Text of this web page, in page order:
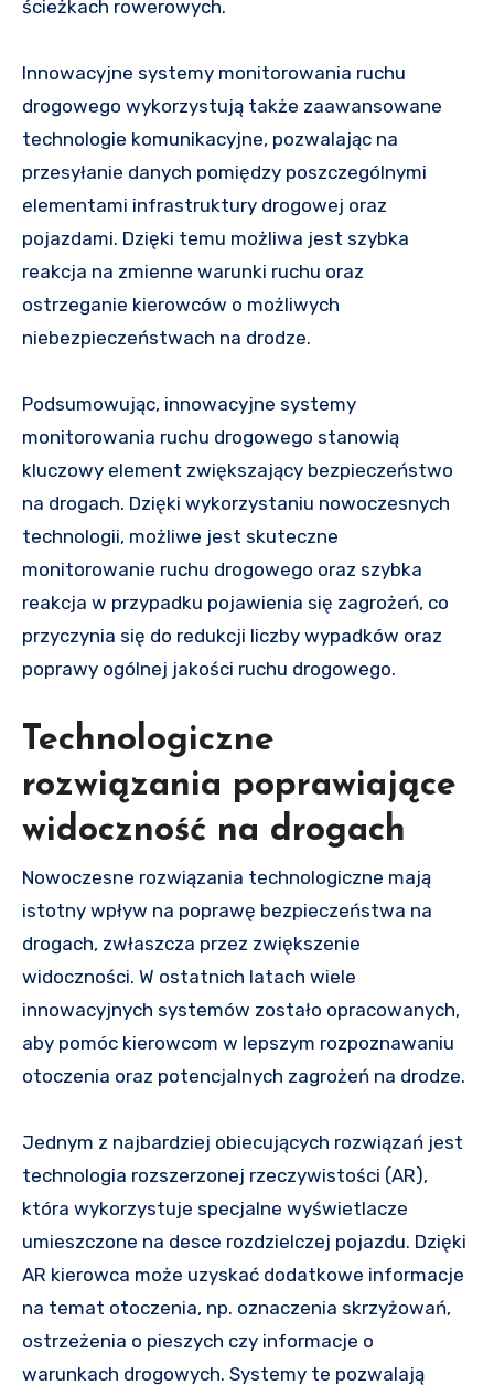
ścieżkach rowerowych.
Innowacyjne systemy monitorowania ruchu
drogowego wykorzystują także zaawansowane
technologie komunikacyjne, pozwalając na
przesyłanie danych pomiędzy poszczególnymi
elementami infrastruktury drogowej oraz
pojazdami. Dzięki temu możliwa jest szybka
reakcja na zmienne warunki ruchu oraz
ostrzeganie kierowców o możliwych
niebezpieczeństwach na drodze.
Podsumowując, innowacyjne systemy
monitorowania ruchu drogowego stanowią
kluczowy element zwiększający bezpieczeństwo
na drogach. Dzięki wykorzystaniu nowoczesnych
technologii, możliwe jest skuteczne
monitorowanie ruchu drogowego oraz szybka
reakcja w przypadku pojawienia się zagrożeń, co
przyczynia się do redukcji liczby wypadków oraz
poprawy ogólnej jakości ruchu drogowego.
Technologiczne
rozwiązania poprawiające
widoczność na drogach
Nowoczesne rozwiązania technologiczne mają
istotny wpływ na poprawę bezpieczeństwa na
drogach, zwłaszcza przez zwiększenie
widoczności. W ostatnich latach wiele
innowacyjnych systemów zostało opracowanych,
aby pomóc kierowcom w lepszym rozpoznawaniu
otoczenia oraz potencjalnych zagrożeń na drodze.
Jednym z najbardziej obiecujących rozwiązań jest
technologia rozszerzonej rzeczywistości (AR),
która wykorzystuje specjalne wyświetlacze
umieszczone na desce rozdzielczej pojazdu. Dzięki
AR kierowca może uzyskać dodatkowe informacje
na temat otoczenia, np. oznaczenia skrzyżowań,
ostrzeżenia o pieszych czy informacje o
warunkach drogowych. Systemy te pozwalają